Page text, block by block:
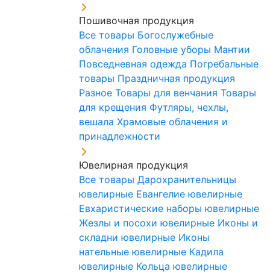
Пошивочная продукция
Все товары Богослужебные
облачения Головные уборы Мантии
Повседневная одежда Погребальные
товары Праздничная продукция
Разное Товары для венчания Товары
для крещения Футляры, чехлы,
вешала Храмовые облачения и
принадлежности
Ювелирная продукция
Все товары Дарохранительницы
ювелирные Евангелие ювелирные
Евхаристические наборы ювелирные
Жезлы и посохи ювелирные Иконы и
складни ювелирные Иконы
нательные ювелирные Кадила
ювелирные Кольца ювелирные